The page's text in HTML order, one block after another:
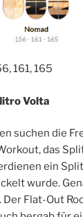
161, 165
Volta
suchen die
das
ein
wurde.
Flat-Out